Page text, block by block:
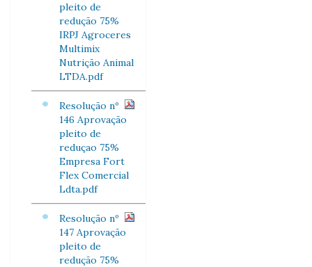
pleito de
redução 75%
IRPJ Agroceres
Multimix
Nutrição Animal
LTDA.pdf
Resolução nº
146 Aprovação
pleito de
reduçao 75%
Empresa Fort
Flex Comercial
Ldta.pdf
Resolução nº
147 Aprovação
pleito de
redução 75%